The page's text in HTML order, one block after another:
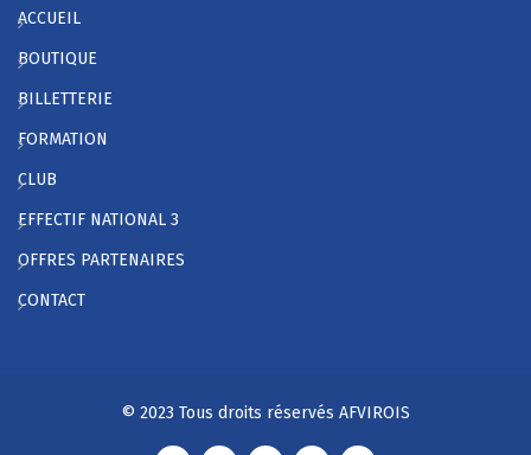
ACCUEIL
BOUTIQUE
BILLETTERIE
FORMATION
CLUB
EFFECTIF NATIONAL 3
OFFRES PARTENAIRES
CONTACT
© 2023 Tous droits réservés AFVIROIS